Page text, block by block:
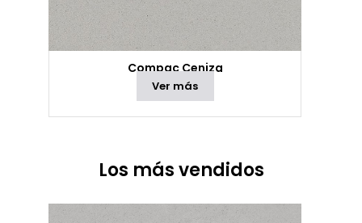
Compac Ceniza
Ver más
Los más vendidos